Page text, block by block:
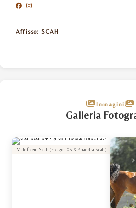
Affisso: SCAH
Immagini
Galleria
Maleficent Scah (Exagon OS X Phaedra Scah)